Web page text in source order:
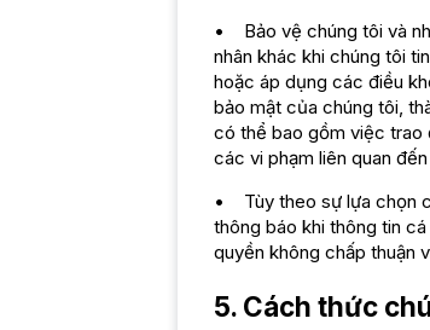
• Bảo vệ chúng tôi và
nhân khác khi chúng tôi
hoặc áp dụng các điều
bảo mật của chúng tôi,
có thể bao gồm việc trao
các vi phạm liên quan
• Tùy theo sự lựa chọn
thông báo khi thông tin
quyền không chấp thuận
5. Cách thức